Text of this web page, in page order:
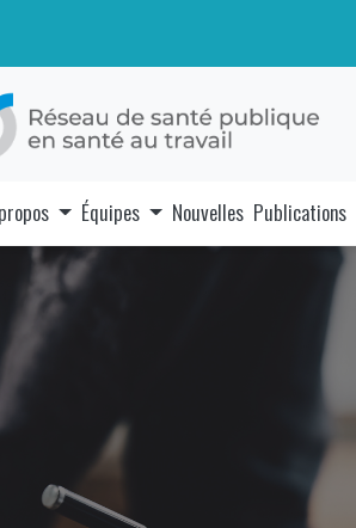
Équipes Nouvelles Publications